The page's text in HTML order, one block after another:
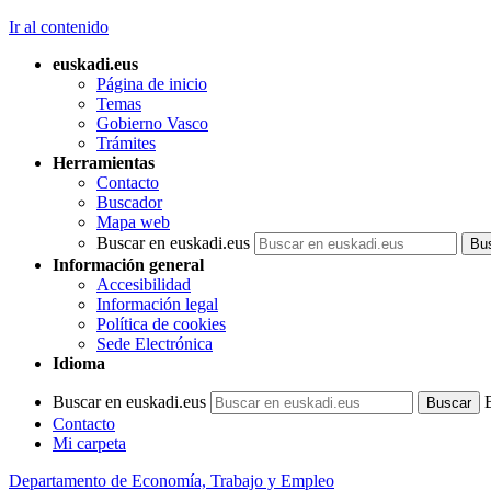
Ir al contenido
euskadi.eus
Página de inicio
Temas
Gobierno Vasco
Trámites
Herramientas
Contacto
Buscador
Mapa web
Buscar en euskadi.eus
Información general
Accesibilidad
Información legal
Política de cookies
Sede Electrónica
Idioma
Buscar en euskadi.eus
Contacto
Mi carpeta
Departamento de Economía, Trabajo y Empleo